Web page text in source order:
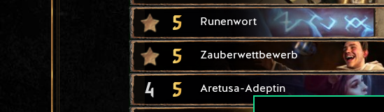
5 Runenwort
5 Zauberwettbewerb
4 5 Aretusa-Adeptin